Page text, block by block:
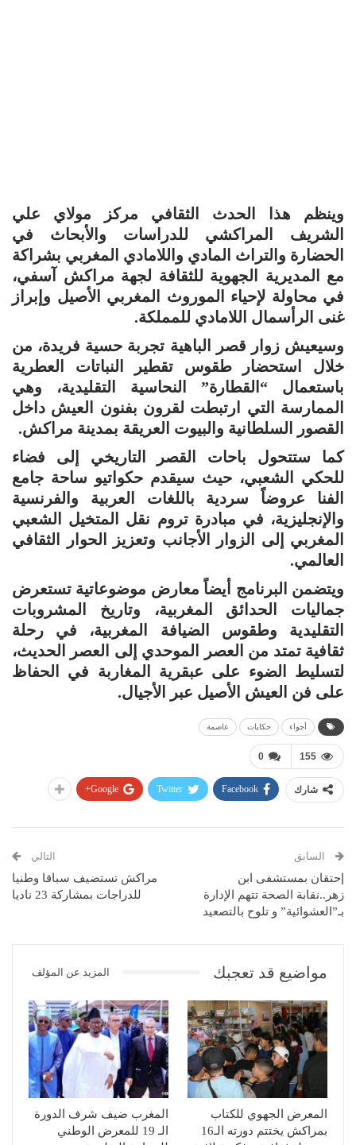
وينظم هذا الحدث الثقافي مركز مولاي علي
الشريف المراكشي للدراسات والأبحاث في
الحضارة والتراث المادي واللامادي المغربي بشراكة
مع المديرية الجهوية للثقافة لجهة مراكش آسفي،
في محاولة لإحياء الموروث المغربي الأصيل وإبراز
غنى الرأسمال اللامادي للمملكة.
وسيعيش زوار قصر الباهية تجربة حسية فريدة، من
خلال استحضار طقوس تقطير النباتات العطرية
باستعمال “القطارة” النحاسية التقليدية، وهي
الممارسة التي ارتبطت لقرون بفنون العيش داخل
القصور السلطانية والبيوت العريقة بمدينة مراكش.
كما ستتحول باحات القصر التاريخي إلى فضاء
للحكي الشعبي، حيث سيقدم حكواتيو ساحة جامع
الفنا عروضاً سردية باللغات العربية والفرنسية
والإنجليزية، في مبادرة تروم نقل المتخيل الشعبي
المغربي إلى الزوار الأجانب وتعزيز الحوار الثقافي
العالمي.
ويتضمن البرنامج أيضاً معارض موضوعاتية تستعرض
جماليات الحدائق المغربية، وتاريخ المشروبات
التقليدية وطقوس الضيافة المغربية، في رحلة
ثقافية تمتد من العصر الموحدي إلى العصر الحديث،
لتسليط الضوء على عبقرية المغاربة في الحفاظ
على فن العيش الأصيل عبر الأجيال.
أجواء حكايات عاصمة
0 155
شارك Facebook
Twitter
Google+
السابق
إحتقان بمستشفى ابن
زهر..نقابة الصحة تتهم الإدارة
بـ”العشوائية” و تلوح بالتصعيد
التالي
مراكش تستضيف سباقا وطنيا
للدراجات بمشاركة 23 ناديا
مواضيع قد تعجبك المزيد عن المؤلف
المعرض الجهوي للكتاب
بمراكش يختتم دورته الـ16
المغرب ضيف شرف الدورة
الـ 19 للمعرض الوطني